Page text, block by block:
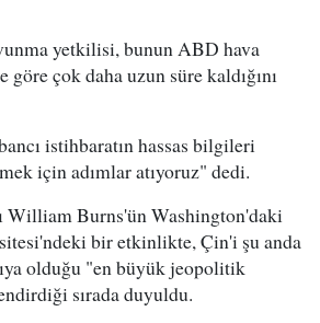
yetkilisi, bunun ABD hava
göre çok daha uzun süre kaldığını
istihbaratın hassas bilgileri
için adımlar atıyoruz" dedi.
William Burns'ün Washington'daki
bir etkinlikte, Çin'i şu anda
olduğu "en büyük jeopolitik
sırada duyuldu.